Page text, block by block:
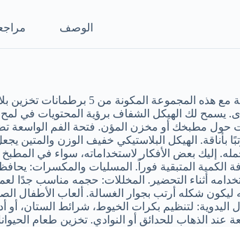
الوصف
يسمح لك الهيكل الشفاف برؤية المحتويات في
الهيكل البلاستيكي خفيف الوزن والمتين
الكمية المتبقية فوراً. المسليات والمكسرات:
ليكون شكله أرتب بجوار الغسالة. ألعاب الأطفال
الذهاب للحدائق أو النوادي. تخزين طعام